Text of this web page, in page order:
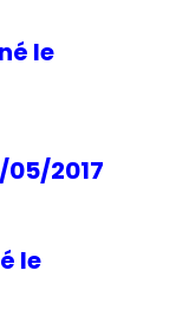
le
05/2017
le